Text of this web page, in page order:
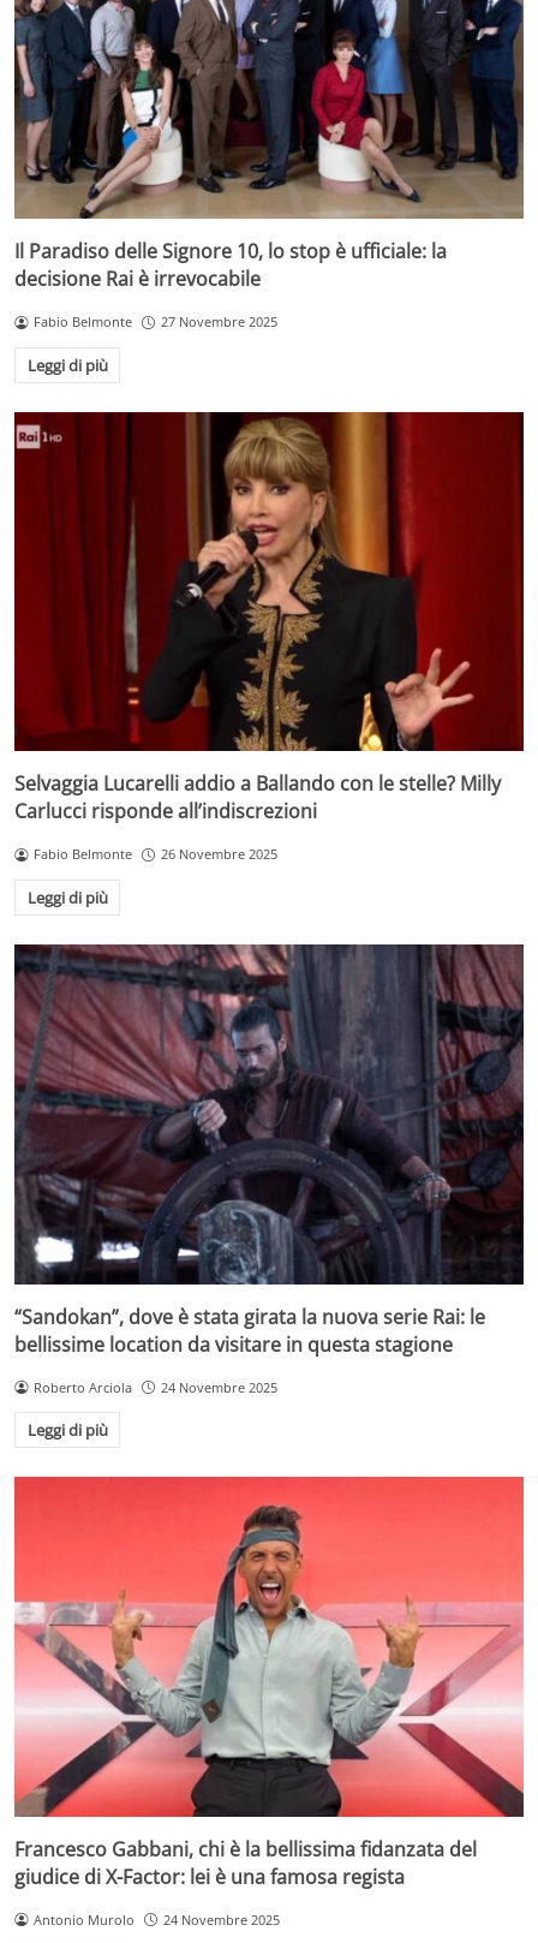
Il Paradiso delle Signore 10, lo stop è ufficiale: la
decisione Rai è irrevocabile
Fabio Belmonte 27 Novembre 2025
Leggi di più
Selvaggia Lucarelli addio a Ballando con le stelle? Milly
Carlucci risponde all’indiscrezioni
Fabio Belmonte 26 Novembre 2025
Leggi di più
“Sandokan”, dove è stata girata la nuova serie Rai: le
bellissime location da visitare in questa stagione
Roberto Arciola 24 Novembre 2025
Leggi di più
Francesco Gabbani, chi è la bellissima fidanzata del
giudice di X-Factor: lei è una famosa regista
Antonio Murolo 24 Novembre 2025